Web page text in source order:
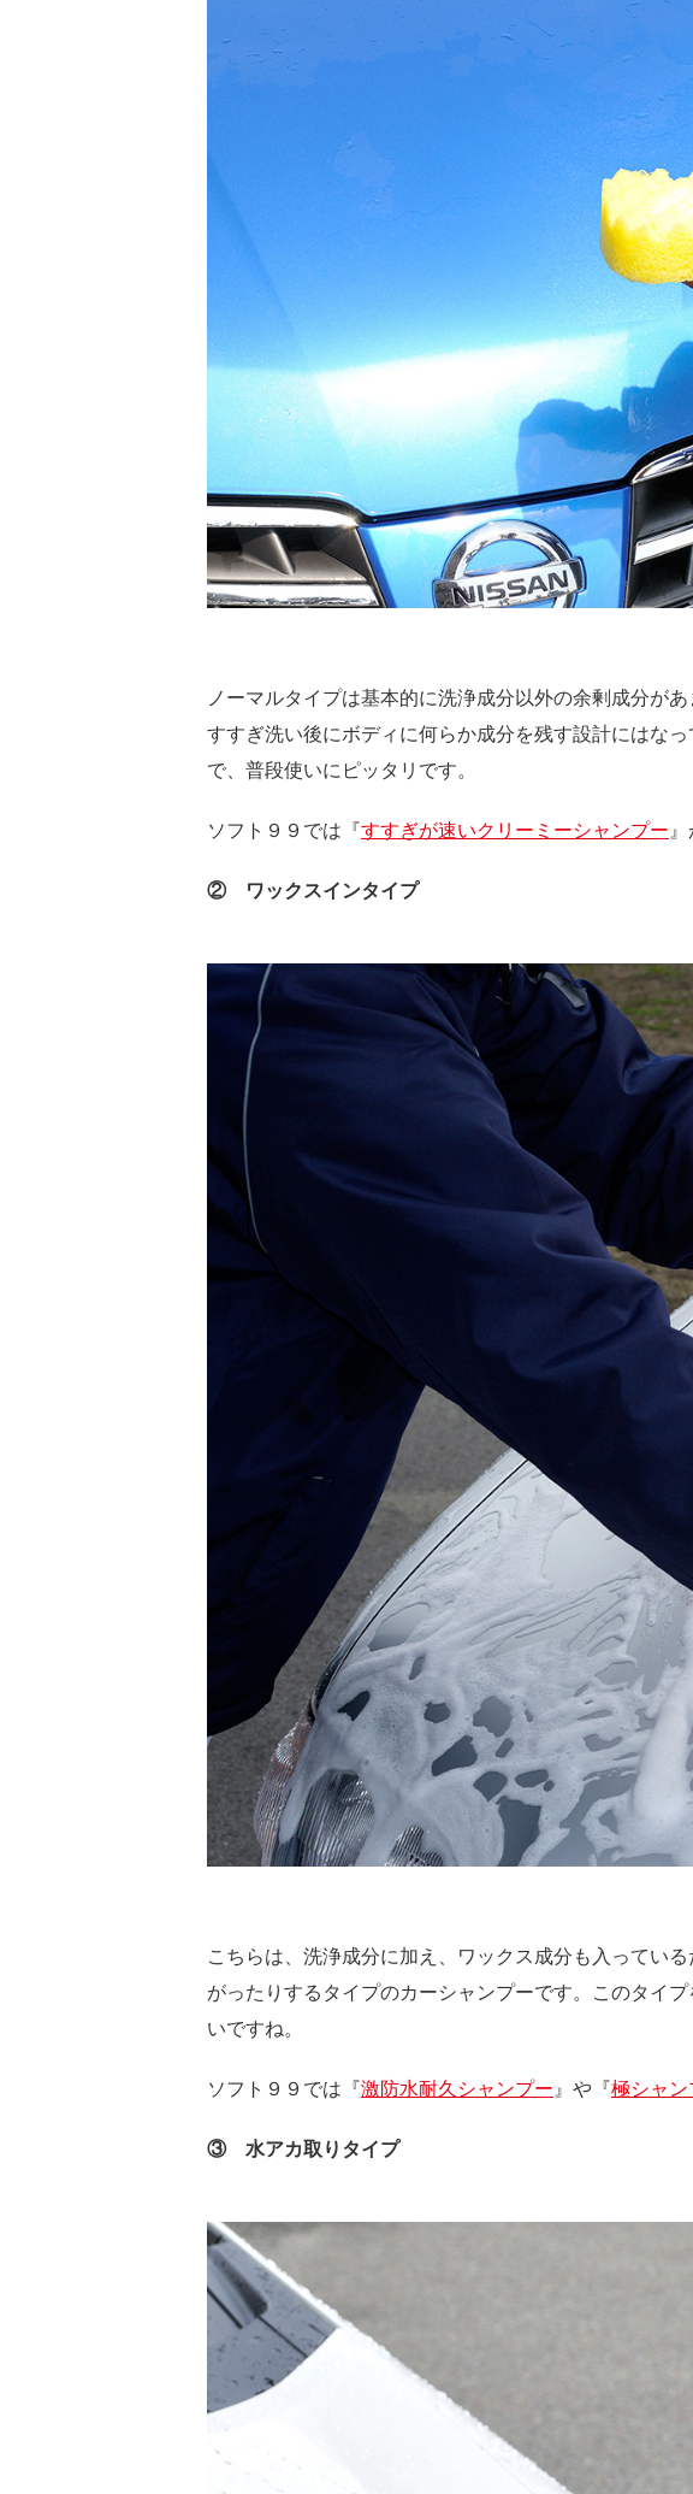
ノーマルタイプは基本的に洗浄成分以外の余剰成分が
すすぎ洗い後にボディに何らか成分を残す設計にはな
で、普段使いにピッタリです。
ソフト９９では『すすぎが速いクリーミーシャンプー
② ワックスインタイプ
こちらは、洗浄成分に加え、ワックス成分も入ってい
がったりするタイプのカーシャンプーです。このタイ
いですね。
ソフト９９では『激防水耐久シャンプー 』や『極シャン
③ 水アカ取りタイプ